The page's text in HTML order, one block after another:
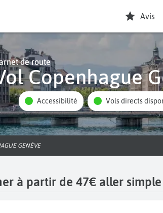
Avis
de route
Vol Copenhague
Accessibilité Vols directs
GENÈVE
à partir de 47€ aller simple